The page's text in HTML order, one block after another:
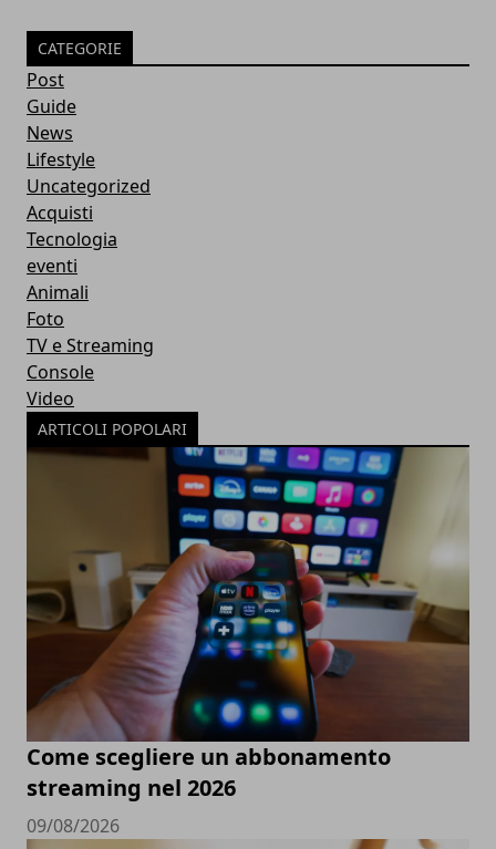
CATEGORIE
Post
Guide
News
Lifestyle
Uncategorized
Acquisti
Tecnologia
eventi
Animali
Foto
TV e Streaming
Console
Video
ARTICOLI POPOLARI
Come scegliere un abbonamento
streaming nel 2026
09/08/2026